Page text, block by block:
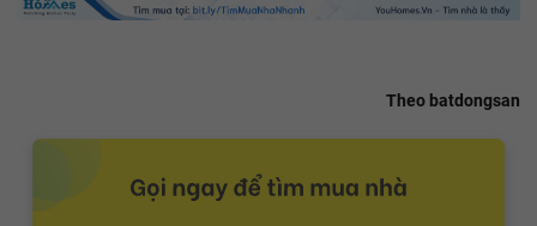
Theo batdongsan